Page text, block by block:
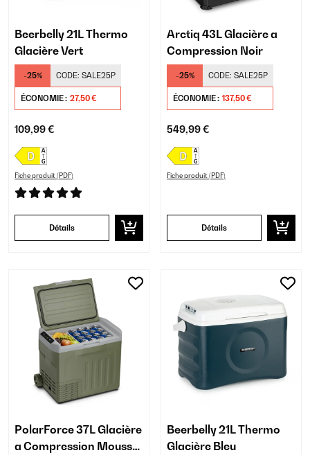
Beerbelly 21L Thermo
Glacière Vert
-25% CODE: SALE25P
ÉCONOMIE : 27,50 €
109,99 €
Fiche produit (PDF)
Détails
Arctiq 43L Glacière a
Compression Noir
-25% CODE: SALE25P
ÉCONOMIE : 137,50 €
549,99 €
Fiche produit (PDF)
Détails
PolarForce 37L Glacière
a Compression Mousse
Beerbelly 21L Thermo
Glacière Bleu